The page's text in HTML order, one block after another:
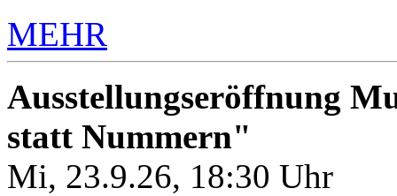
MEHR
Ausstellungseröffnung
statt Nummern"
Mi, 23.9.26, 18:30 Uhr